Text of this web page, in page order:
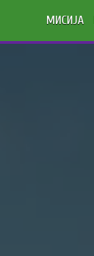
МИСИЈА